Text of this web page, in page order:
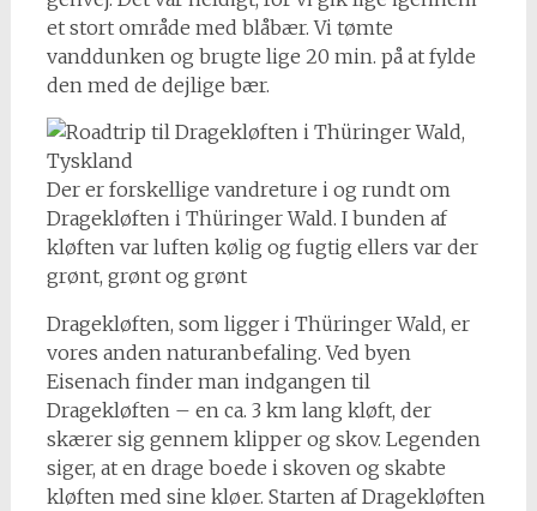
et stort område med blåbær. Vi tømte
vanddunken og brugte lige 20 min. på at fylde
den med de dejlige bær.
Der er forskellige vandreture i og rundt om
Dragekløften i Thüringer Wald. I bunden af
kløften var luften kølig og fugtig ellers var der
grønt, grønt og grønt
Dragekløften, som ligger i Thüringer Wald, er
vores anden naturanbefaling. Ved byen
Eisenach finder man indgangen til
Dragekløften – en ca. 3 km lang kløft, der
skærer sig gennem klipper og skov. Legenden
siger, at en drage boede i skoven og skabte
kløften med sine kløer. Starten af Dragekløften